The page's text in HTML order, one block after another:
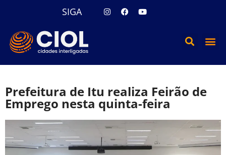
SIGA
Prefeitura de Itu realiza Feirão de
Emprego nesta quinta-feira